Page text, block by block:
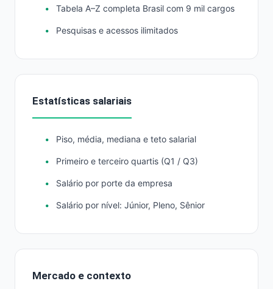
Tabela A–Z completa Brasil com 9 mil cargos
Pesquisas e acessos ilimitados
Estatísticas salariais
Piso, média, mediana e teto salarial
Primeiro e terceiro quartis (Q1 / Q3)
Salário por porte da empresa
Salário por nível: Júnior, Pleno, Sênior
Mercado e contexto